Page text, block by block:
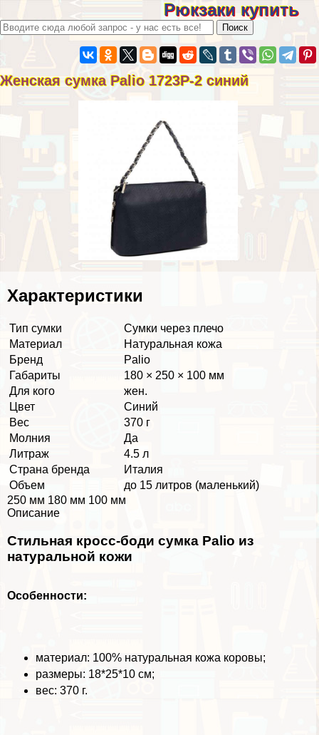
Рюкзаки купить
Женская сумка Palio 1723P-2 синий
Хаpaктеристики
Тип сумки
Сумки через плечо
Материал
Натуральная кожа
Бренд
Palio
Габариты
180 × 250 × 100 мм
Для кого
жен.
Цвет
Синий
Вес
370 г
Молния
Да
Литраж
4.5 л
Страна бренда
Италия
Объем
до 15 литров (маленький)
250 мм 180 мм 100 мм
Описание
Стильная кросс-боди сумка Palio из
натуральной кожи
Особенности:
материал: 100% натуральная кожа коровы;
размеры: 18*25*10 см;
вес: 370 г.